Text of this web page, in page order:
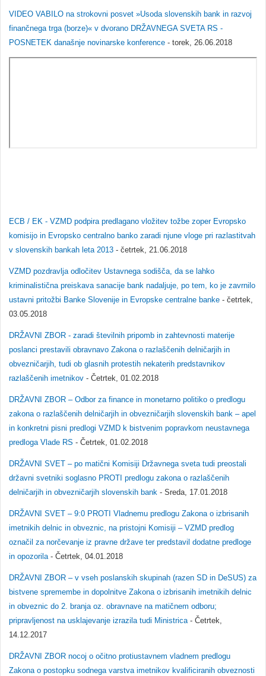
VIDEO VABILO na strokovni posvet »Usoda slovenskih bank in razvoj
finančnega trga (borze)« v dvorano DRŽAVNEGA SVETA RS -
POSNETEK današnje novinarske konference - torek, 26.06.2018
ECB / EK - VZMD podpira predl agano vložitev tožbe zoper Evropsko
komisijo in Evropsko centralno banko zaradi njune vloge pri razlastitvah
v slovenskih bankah leta 2013 - četrtek, 21.06.2018
VZMD pozdravlja odločitev Ustavnega sodišča, da se lahko
kriminalistična preiskava sanacije bank nadaljuje, po tem, ko je zavrnilo
ustavni pritožbi Banke Slovenije in Evropske centralne banke - četrtek,
03.05.2018
DRŽAVNI ZBOR - zaradi številnih pripomb in zahtevnosti materije
poslanci prestavili obravnavo Zakona o razlaščenih delničarjih in
obvezničarjih, tudi ob glasnih protestih nekaterih predstavnikov
razlaščenih imetnikov - Četrtek, 01.02.2018
DRŽAVNI ZBOR – Odbor za finance in monetarno politiko o predlogu
zakona o razlaščenih delničarjih in obvezničarjih slovenskih bank – apel
in konkretni pisni predlogi VZMD k bistvenim popravkom neustavnega
predloga Vlade RS - Četrtek, 01.02.2018
DRŽAVNI SVET – po matični Komisiji Državnega sveta tudi preostali
državni svetniki soglasno PROTI predlogu zakona o razlaščenih
delničarjih in obvezničarjih slovenskih bank - Sreda, 17.01.2018
DRŽAVNI SVET – 9:0 PROTI Vladnemu predlogu Zakona o izbrisanih
imetnikih delnic in obveznic, na pristojni Komisiji – VZMD predlog
označil za norčevanje iz pravne države ter predstavil dodatne predloge
in opozorila- Četrtek, 04.01.2018
DRŽAVNI ZBOR – v vseh poslanskih skupinah (razen SD in DeSUS) za
bistvene spremembe in dopolnitve Zakona o izbrisanih imetnikih delnic
in obveznic do 2. branja oz. obravnave na matičnem odboru;
pripravljenost na usklajevanje izrazila tudi Ministrica- Četrtek,
14.12.2017
DRŽAVNI ZBOR nocoj o očitno protiustavnem vladnem predlogu
Zakona o postopku sodnega varstva imetnikov kvalificiranih obveznosti